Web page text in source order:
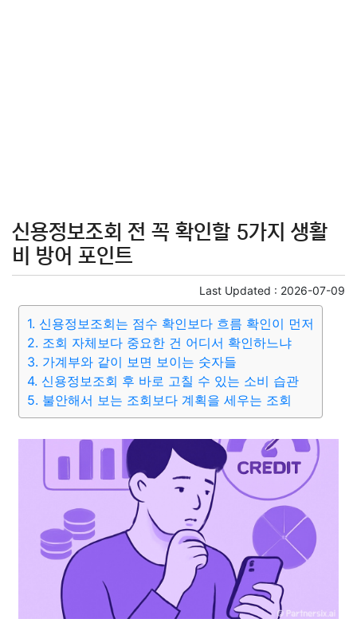
신용정보조회 전 꼭 확인할 5가지 생활
비 방어 포인트
Last Updated : 2026-07-09
1. 신용정보조회는 점수 확인보다 흐름 확인이 먼저
2. 조회 자체보다 중요한 건 어디서 확인하느냐
3. 가계부와 같이 보면 보이는 숫자들
4. 신용정보조회 후 바로 고칠 수 있는 소비 습관
5. 불안해서 보는 조회보다 계획을 세우는 조회